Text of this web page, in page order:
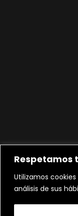
Respetamos
Utilizamos
análisis de sus